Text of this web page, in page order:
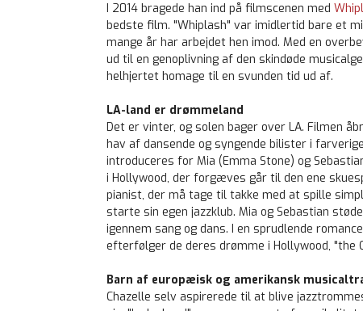
I 2014 bragede han ind på filmscenen med
bedste film. "Whiplash" var imidlertid bare et
mange år har arbejdet hen imod. Med en
ud til en genoplivning af den skindøde
helhjertet homage til en svunden tid ud af.
LA-land er drømmeland
Det er vinter, og solen bager over LA. Filmen
hav af dansende og syngende bilister i
introduceres for Mia (Emma Stone) og
i Hollywood, der forgæves går til den ene
pianist, der må tage til takke med at spille
starte sin egen jazzklub. Mia og Sebastian
igennem sang og dans. I en sprudlende
efterfølger de deres drømme i Hollywood, "the
Barn af europæisk og amerikansk
Chazelle selv aspirerede til at blive